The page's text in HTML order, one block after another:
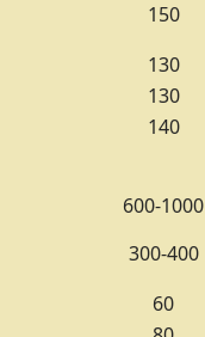
150
130
130
140
600-1000
300-400
60